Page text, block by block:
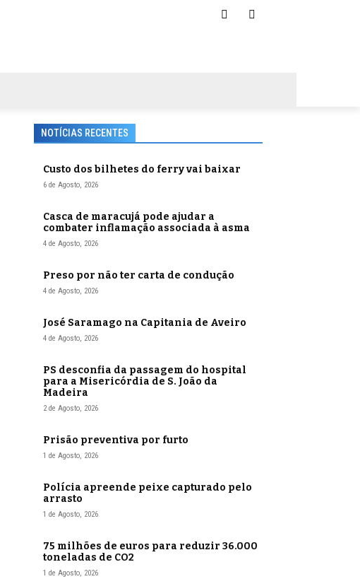
NOTÍCIAS RECENTES
Custo dos bilhetes do ferry vai baixar
6 de Agosto, 2026
Casca de maracujá pode ajudar a
combater inflamação associada à asma
4 de Agosto, 2026
Preso por não ter carta de condução
4 de Agosto, 2026
José Saramago na Capitania de Aveiro
4 de Agosto, 2026
PS desconfia da passagem do hospital
para a Misericórdia de S. João da
Madeira
2 de Agosto, 2026
Prisão preventiva por furto
1 de Agosto, 2026
Polícia apreende peixe capturado pelo
arrasto
1 de Agosto, 2026
75 milhões de euros para reduzir 36.000
toneladas de CO2
1 de Agosto, 2026